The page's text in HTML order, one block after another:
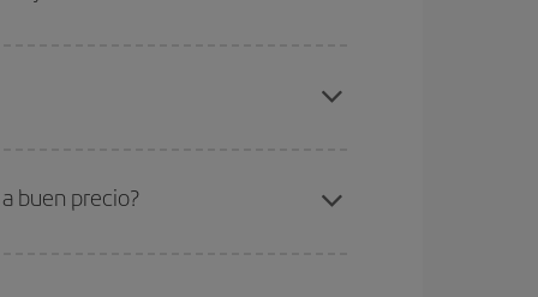
horarios
Edimburgo-dest
buen precio?